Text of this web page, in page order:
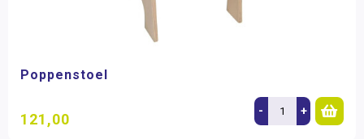
Poppenstoel
121,00 - +